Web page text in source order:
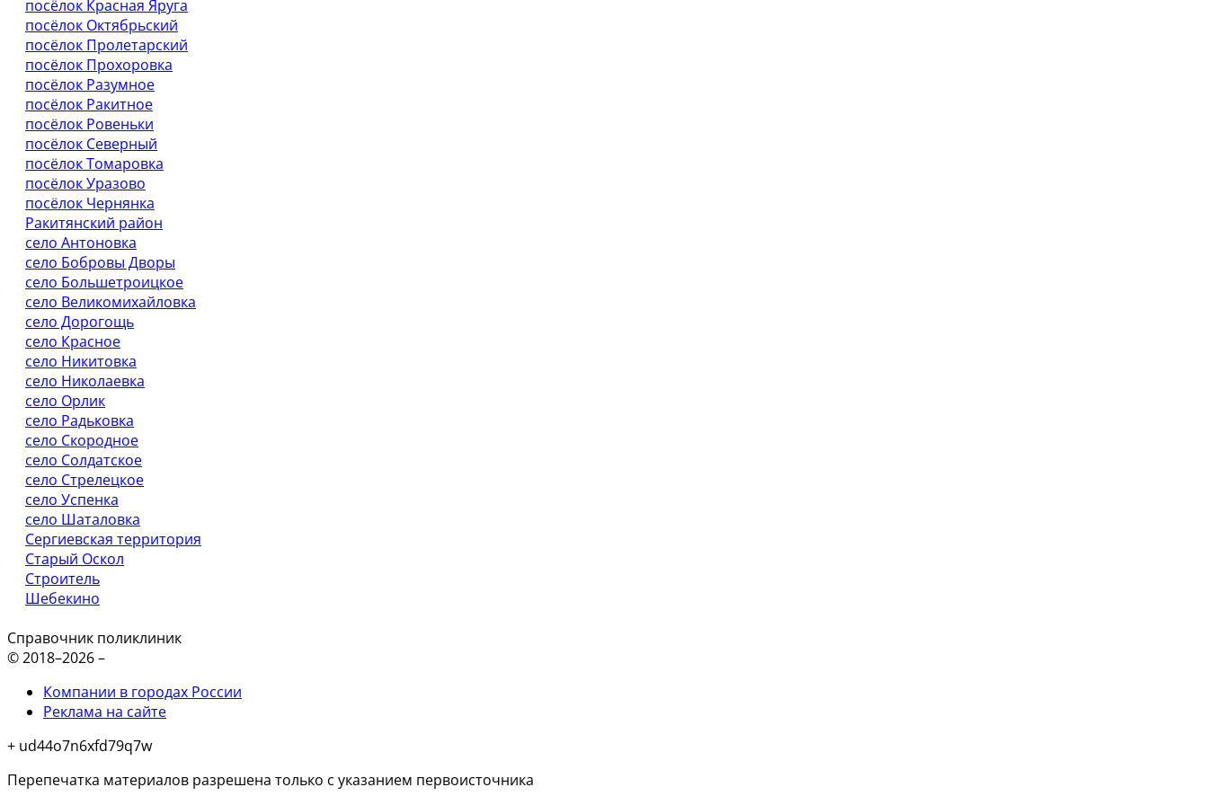
посёлок Красная Яруга
посёлок Октябрьский
посёлок Пролетарский
посёлок Прохоровка
посёлок Разумное
посёлок Ракитное
посёлок Ровеньки
посёлок Северный
посёлок Томаровка
посёлок Уразово
посёлок Чернянка
Ракитянский район
село Антоновка
село Бобровы Дворы
село Большетроицкое
село Великомихайловка
село Дорогощь
село Красное
село Никитовка
село Николаевка
село Орлик
село Радьковка
село Скородное
село Солдатское
село Стрелецкое
село Успенка
село Шаталовка
Сергиевская территория
Старый Оскол
Строитель
Шебекино
Справочник поликлиник
© 2018–2026 –
Компании в городах России
Реклама на сайте
+ ud44o7n6xfd79q7w
Перепечатка материалов разрешена только с указанием первоисточника